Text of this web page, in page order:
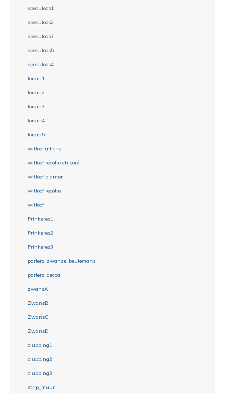
speculoos1
speculoos2
speculoos3
speculoos5
speculoos4
forain1
forain2
forain3
forain4
forain5
witloof affiche
witloof recolte chicoré
witloof planter
witloof recolte
witloof
Prinkeres1
Prinkeres2
Prinkeres3
parlers_zwanze_beulemans
parlers_decca
zwansA
ZwansB
ZwansC
ZwansD
clubbing1
clubbing2
clubbing3
strip_muur